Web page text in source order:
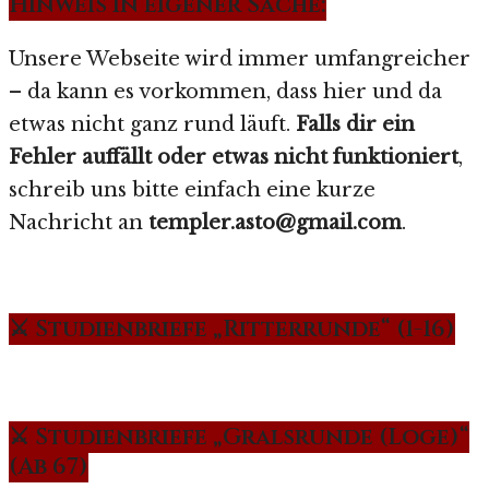
Unsere Webseite wird immer umfangreicher
– da kann es vorkommen, dass hier und da
etwas nicht ganz rund läuft. Falls dir ein
Fehler auffällt oder etwas nicht funktioniert,
schreib uns bitte einfach eine kurze
Nachricht an templer.asto@gmail.com.
⚔️ Studienbriefe „Ritterrunde“ (1-16)
⚔️ Studienbriefe „Gralsrunde (Loge)“
(Ab 67)